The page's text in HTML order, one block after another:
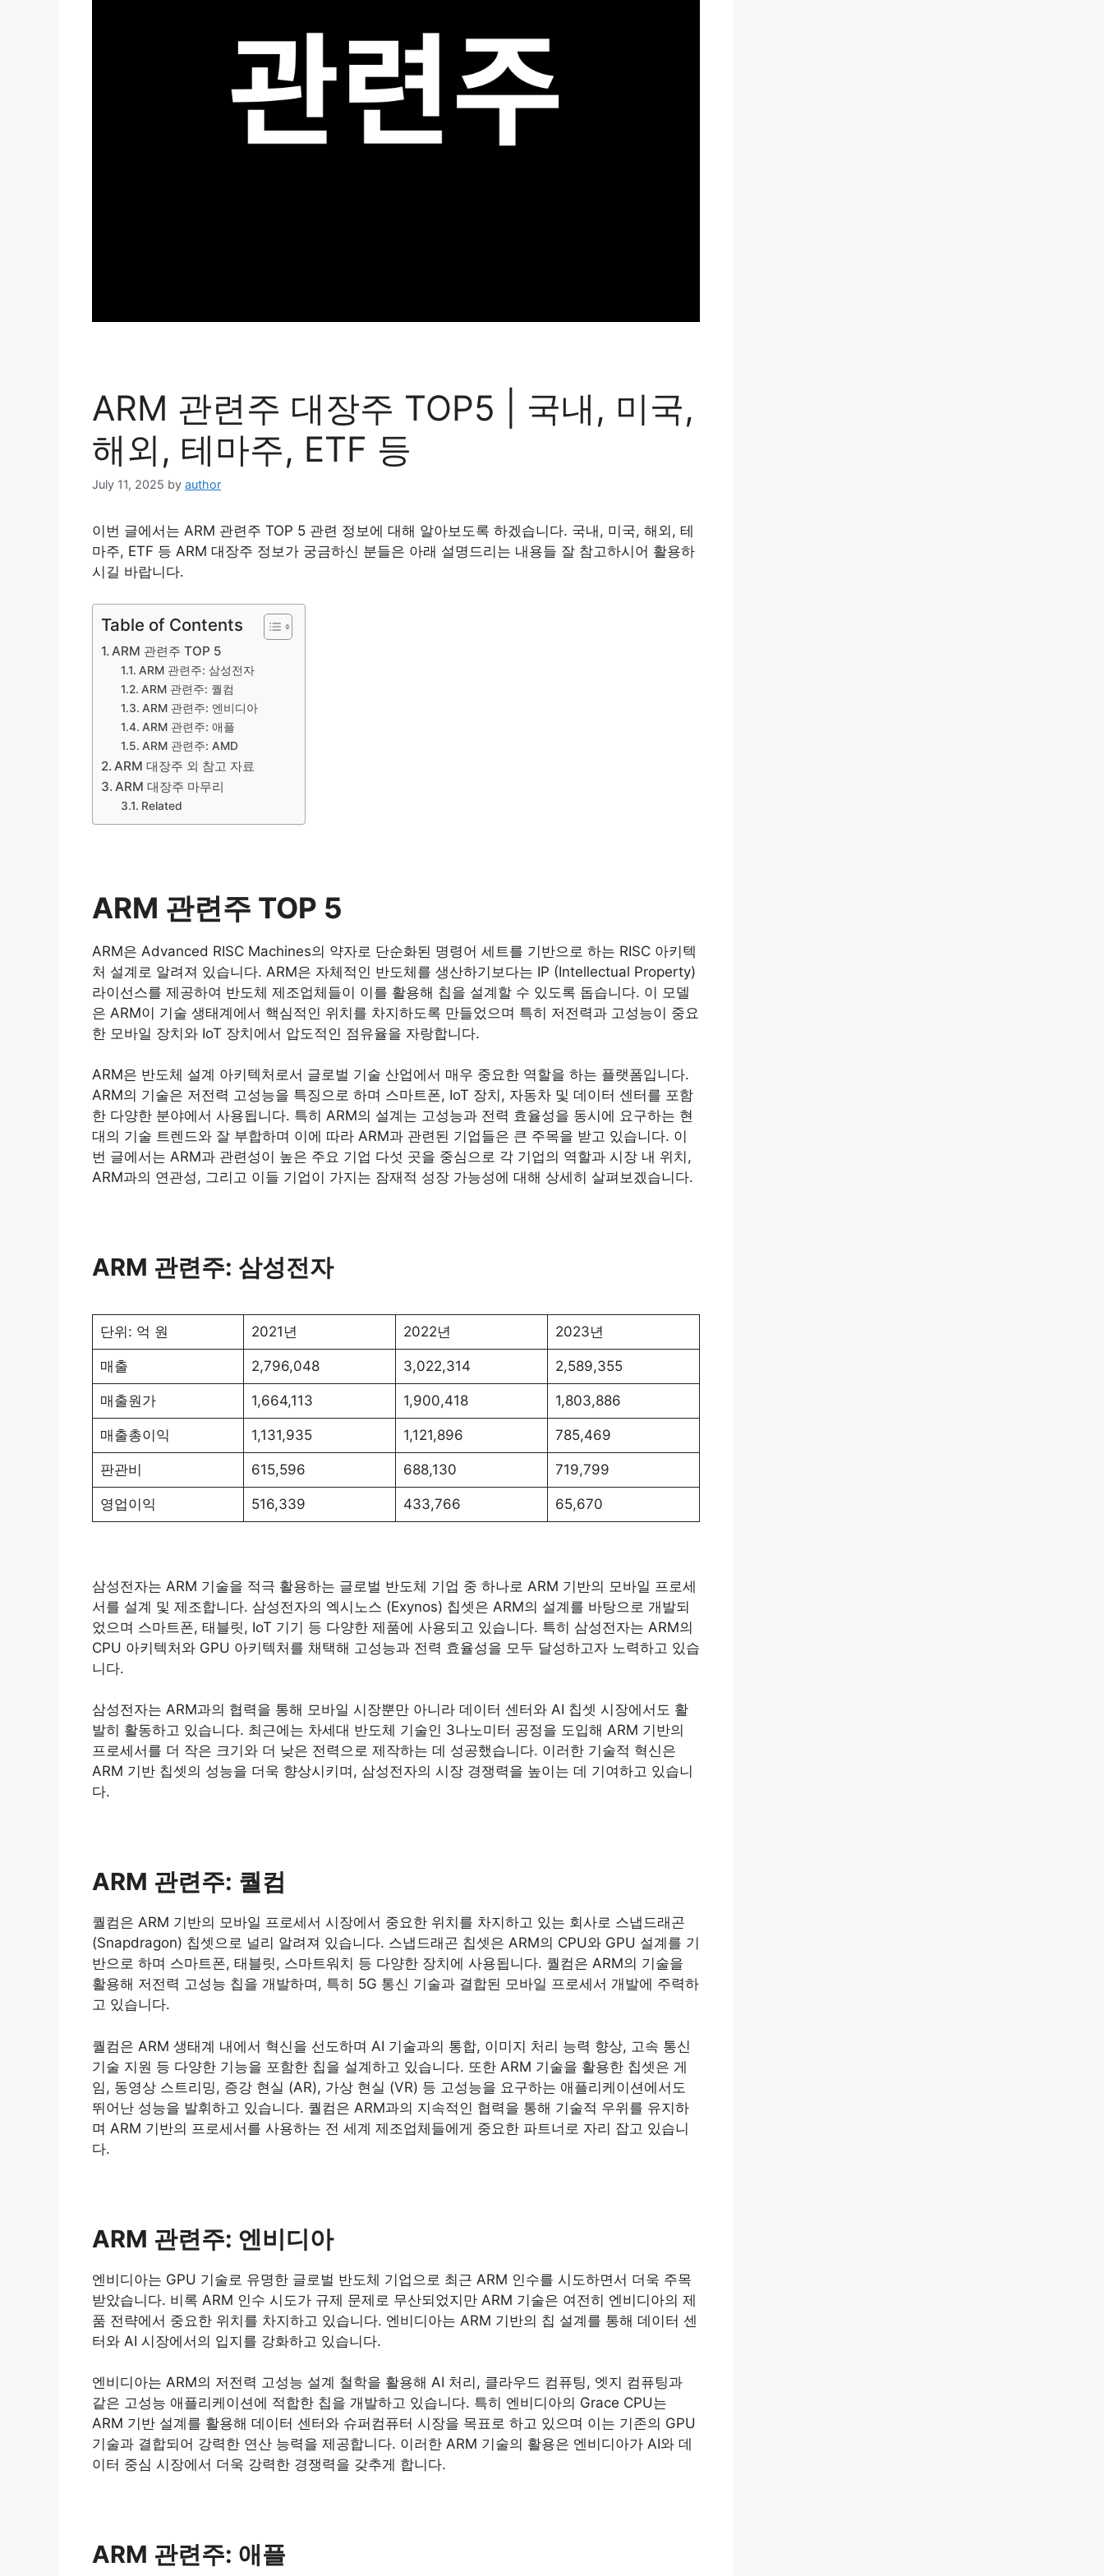
ARM 관련주 대장주 TOP5 | 국내, 미국,
해외, 테마주, ETF 등
July 11, 2025 by author
이번 글에서는 ARM 관련주 TOP 5 관련 정보에 대해 알아보도록 하겠습니다. 국내, 미국, 해외, 테
마주, ETF 등 ARM 대장주 정보가 궁금하신 분들은 아래 설명드리는 내용들 잘 참고하시어 활용하
시길 바랍니다.
Table of Contents
ARM 관련주 TOP 5
ARM 관련주: 삼성전자
ARM 관련주: 퀄컴
ARM 관련주: 엔비디아
ARM 관련주: 애플
ARM 관련주: AMD
ARM 대장주 외 참고 자료
ARM 대장주 마무리
Related
ARM 관련주 TOP 5
ARM은 Advanced RISC Machines의 약자로 단순화된 명령어 세트를 기반으로 하는 RISC 아키텍
처 설계로 알려져 있습니다. ARM은 자체적인 반도체를 생산하기보다는 IP (Intellectual Property)
라이선스를 제공하여 반도체 제조업체들이 이를 활용해 칩을 설계할 수 있도록 돕습니다. 이 모델
은 ARM이 기술 생태계에서 핵심적인 위치를 차지하도록 만들었으며 특히 저전력과 고성능이 중요
한 모바일 장치와 IoT 장치에서 압도적인 점유율을 자랑합니다.
ARM은 반도체 설계 아키텍처로서 글로벌 기술 산업에서 매우 중요한 역할을 하는 플랫폼입니다.
ARM의 기술은 저전력 고성능을 특징으로 하며 스마트폰, IoT 장치, 자동차 및 데이터 센터를 포함
한 다양한 분야에서 사용됩니다. 특히 ARM의 설계는 고성능과 전력 효율성을 동시에 요구하는 현
대의 기술 트렌드와 잘 부합하며 이에 따라 ARM과 관련된 기업들은 큰 주목을 받고 있습니다. 이
번 글에서는 ARM과 관련성이 높은 주요 기업 다섯 곳을 중심으로 각 기업의 역할과 시장 내 위치,
ARM과의 연관성, 그리고 이들 기업이 가지는 잠재적 성장 가능성에 대해 상세히 살펴보겠습니다.
ARM 관련주: 삼성전자
단위: 억 원 2021년 2022년 2023년
매출 2,796,048 3,022,314 2,589,355
매출원가 1,664,113 1,900,418 1,803,886
매출총이익 1,131,935 1,121,896 785,469
판관비 615,596 688,130 719,799
영업이익 516,339 433,766 65,670
삼성전자는 ARM 기술을 적극 활용하는 글로벌 반도체 기업 중 하나로 ARM 기반의 모바일 프로세
서를 설계 및 제조합니다. 삼성전자의 엑시노스 (Exynos) 칩셋은 ARM의 설계를 바탕으로 개발되
었으며 스마트폰, 태블릿, IoT 기기 등 다양한 제품에 사용되고 있습니다. 특히 삼성전자는 ARM의
CPU 아키텍처와 GPU 아키텍처를 채택해 고성능과 전력 효율성을 모두 달성하고자 노력하고 있습
니다.
삼성전자는 ARM과의 협력을 통해 모바일 시장뿐만 아니라 데이터 센터와 AI 칩셋 시장에서도 활
발히 활동하고 있습니다. 최근에는 차세대 반도체 기술인 3나노미터 공정을 도입해 ARM 기반의
프로세서를 더 작은 크기와 더 낮은 전력으로 제작하는 데 성공했습니다. 이러한 기술적 혁신은
ARM 기반 칩셋의 성능을 더욱 향상시키며, 삼성전자의 시장 경쟁력을 높이는 데 기여하고 있습니
다.
ARM 관련주: 퀄컴
퀄컴은 ARM 기반의 모바일 프로세서 시장에서 중요한 위치를 차지하고 있는 회사로 스냅드래곤
(Snapdragon) 칩셋으로 널리 알려져 있습니다. 스냅드래곤 칩셋은 ARM의 CPU와 GPU 설계를 기
반으로 하며 스마트폰, 태블릿, 스마트워치 등 다양한 장치에 사용됩니다. 퀄컴은 ARM의 기술을
활용해 저전력 고성능 칩을 개발하며, 특히 5G 통신 기술과 결합된 모바일 프로세서 개발에 주력하
고 있습니다.
퀄컴은 ARM 생태계 내에서 혁신을 선도하며 AI 기술과의 통합, 이미지 처리 능력 향상, 고속 통신
기술 지원 등 다양한 기능을 포함한 칩을 설계하고 있습니다. 또한 ARM 기술을 활용한 칩셋은 게
임, 동영상 스트리밍, 증강 현실 (AR), 가상 현실 (VR) 등 고성능을 요구하는 애플리케이션에서도
뛰어난 성능을 발휘하고 있습니다. 퀄컴은 ARM과의 지속적인 협력을 통해 기술적 우위를 유지하
며 ARM 기반의 프로세서를 사용하는 전 세계 제조업체들에게 중요한 파트너로 자리 잡고 있습니
다.
ARM 관련주: 엔비디아
엔비디아는 GPU 기술로 유명한 글로벌 반도체 기업으로 최근 ARM 인수를 시도하면서 더욱 주목
받았습니다. 비록 ARM 인수 시도가 규제 문제로 무산되었지만 ARM 기술은 여전히 엔비디아의 제
품 전략에서 중요한 위치를 차지하고 있습니다. 엔비디아는 ARM 기반의 칩 설계를 통해 데이터 센
터와 AI 시장에서의 입지를 강화하고 있습니다.
엔비디아는 ARM의 저전력 고성능 설계 철학을 활용해 AI 처리, 클라우드 컴퓨팅, 엣지 컴퓨팅과
같은 고성능 애플리케이션에 적합한 칩을 개발하고 있습니다. 특히 엔비디아의 Grace CPU는
ARM 기반 설계를 활용해 데이터 센터와 슈퍼컴퓨터 시장을 목표로 하고 있으며 이는 기존의 GPU
기술과 결합되어 강력한 연산 능력을 제공합니다. 이러한 ARM 기술의 활용은 엔비디아가 AI와 데
이터 중심 시장에서 더욱 강력한 경쟁력을 갖추게 합니다.
ARM 관련주: 애플